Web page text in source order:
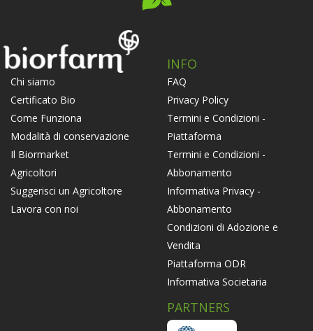
Chi siamo
Certificato Bio
Come Funziona
Modalità di conservazione
Il Biormarket
Agricoltori
Suggerisci un Agricoltore
Lavora con noi
INFO
FAQ
Privacy Policy
Termini e Condizioni -
Piattaforma
Termini e Condizioni -
Abbonamento
Informativa Privacy -
Abbonamento
Condizioni di Adozione e
Vendita
Piattaforma ODR
Informativa Societaria
PARTNERS